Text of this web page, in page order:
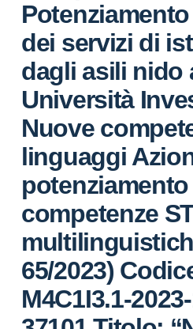
dei servizi di
dagli asili nido
Università
Nuove
linguaggi
competenze
65/2023)
M4C1I3.1-